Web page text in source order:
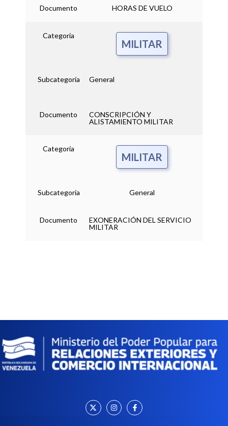
Documento HORAS DE VUELO
Categoría
MILITAR
Subcategoría General
Documento
CONSCRIPCIÓN Y
ALISTAMIENTO MILITAR
Categoría
MILITAR
Subcategoría General
Documento
EXONERACIÓN DEL SERVICIO
MILITAR